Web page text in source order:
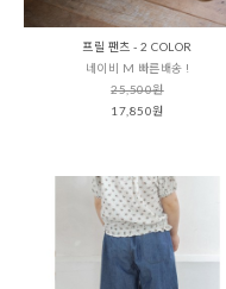
프릴 팬츠 - 2 COLOR
네이비 M 빠른배송 !
25,500원
17,850원